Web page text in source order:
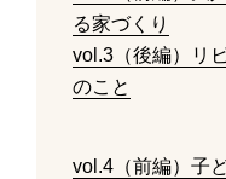
る家づくり
vol.3（後編）リ
のこと
vol.4（前編）子